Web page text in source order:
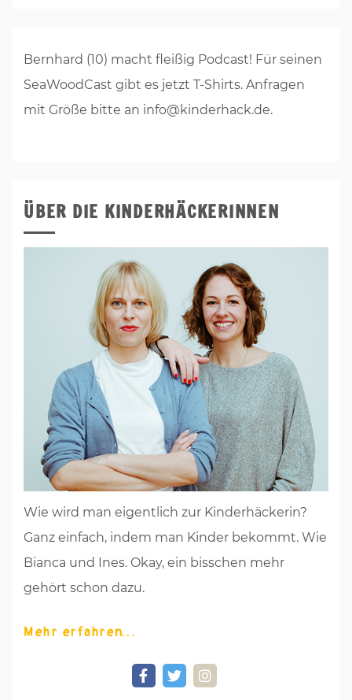
Bernhard (10) macht fleißig Podcast! Für seinen
SeaWoodCast gibt es jetzt T-Shirts. Anfragen
mit Größe bitte an info@kinderhack.de.
ÜBER DIE KINDERHÄCKERINNEN
Wie wird man eigentlich zur Kinderhäckerin?
Ganz einfach, indem man Kinder bekommt. Wie
Bianca und Ines. Okay, ein bisschen mehr
gehört schon dazu.
Mehr erfahren